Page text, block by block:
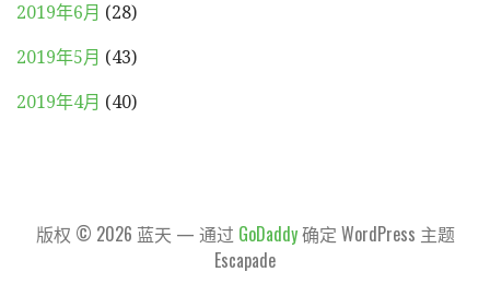
2019年6月 (28)
2019年5月 (43)
2019年4月 (40)
版权 © 2026 蓝天 — 通过 GoDaddy确定 WordPress 主题
Escapade